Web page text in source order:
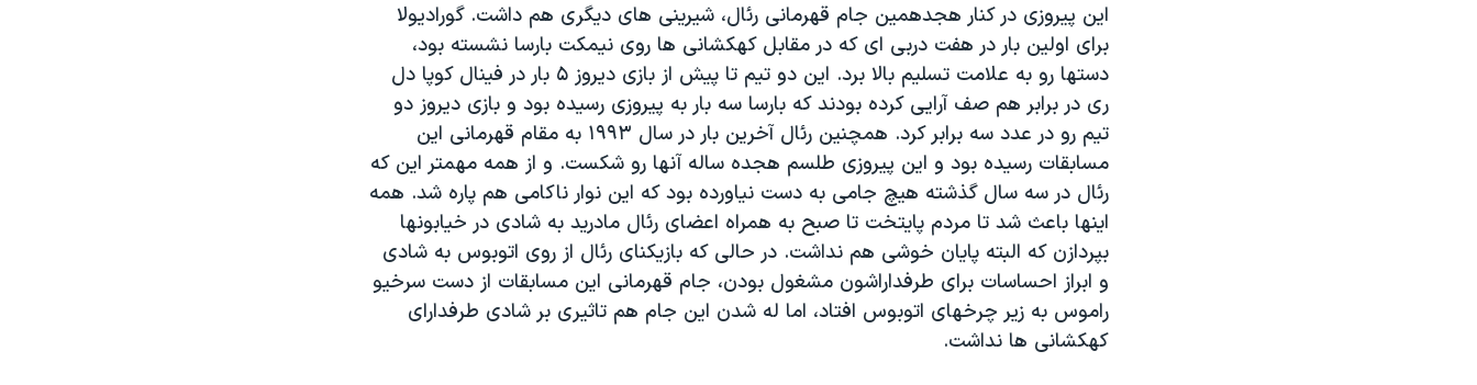
این پیروزی در کنار هجدهمین جام قهرمانی رئال، شیرینی های دیگری هم داشت. گورادیولا
برای اولین بار در هفت دربی ای که در مقابل کهکشانی ها روی نیمکت بارسا نشسته بود،
دستها رو به علامت تسلیم بالا برد. این دو تیم تا پیش از بازی دیروز ۵ بار در فینال کوپا دل
ری در برابر هم صف آرایی کرده بودند که بارسا سه بار به پیروزی رسیده بود و بازی دیروز دو
تیم رو در عدد سه برابر کرد. همچنین رئال آخرین بار در سال ۱۹۹۳ به مقام قهرمانی این
مسابقات رسیده بود و این پیروزی طلسم هجده ساله آنها رو شکست. و از همه مهمتر این که
رئال در سه سال گذشته هیچ جامی به دست نیاورده بود که این نوار ناکامی هم پاره شد. همه
اینها باعث شد تا مردم پایتخت تا صبح به همراه اعضای رئال مادرید به شادی در خیابونها
بپردازن که البته پایان خوشی هم نداشت. در حالی که بازیکنای رئال از روی اتوبوس به شادی
و ابراز احساسات برای طرفداراشون مشغول بودن، جام قهرمانی این مسابقات از دست سرخیو
راموس به زیر چرخهای اتوبوس افتاد، اما له شدن این جام هم تاثیری بر شادی طرفدارای
کهکشانی ها نداشت.